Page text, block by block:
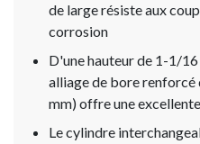
de large résiste aux
corrosion
D'une hauteur de 1-1/16
alliage de bore renforcé
mm) offre une
Le cylindre